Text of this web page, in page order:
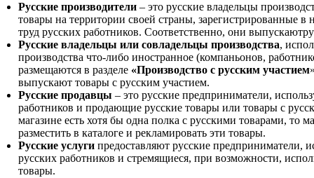
Русские производители – это русские владельцы
товары на территории своей страны, зарегистрированные
труд русских работников. Соответственно, они
Русские владельцы или совладельцы производства,
производства что-либо иностранное (компаньонов,
размещаются в разделе «Производство с русским участием
выпускают товары с русским участием.
Русские продавцы – это русские предприниматели,
работников и продающие русские товары или товары с
магазине есть хотя бы одна полка с русскими товарами, то
разместить в каталоге и рекламировать эти товары.
Русские услуги предоставляют русские предприниматели,
русских работников и стремящиеся, при возможности,
товары.